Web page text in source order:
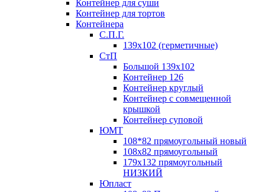
Контейнер для суши
Контейнер для тортов
Контейнера
С.П.Г.
139х102 (герметичные)
СтП
Большой 139х102
Контейнер 126
Контейнер круглый
Контейнер с совмещенной
крышкой
Контейнер суповой
ЮМТ
108*82 прямоугольный новый
108х82 прямоугольный
179х132 прямоугольный
НИЗКИЙ
Юпласт